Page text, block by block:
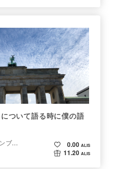
ついて語る時に僕の語
ALISブロックチェーンブログ
0.00 ALIS
11.20 ALIS